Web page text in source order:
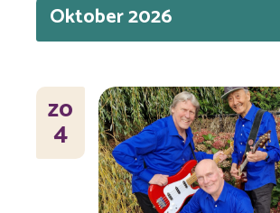
Oktober 2026
ZO
4